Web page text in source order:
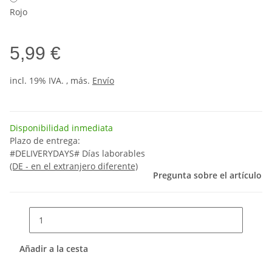
Rojo
5,99 €
incl. 19% IVA. , más. Envío
Disponibilidad inmediata
Plazo de entrega:
#DELIVERYDAYS# Días laborables
(DE - en el extranjero diferente)
Pregunta sobre el artículo
Añadir a la cesta